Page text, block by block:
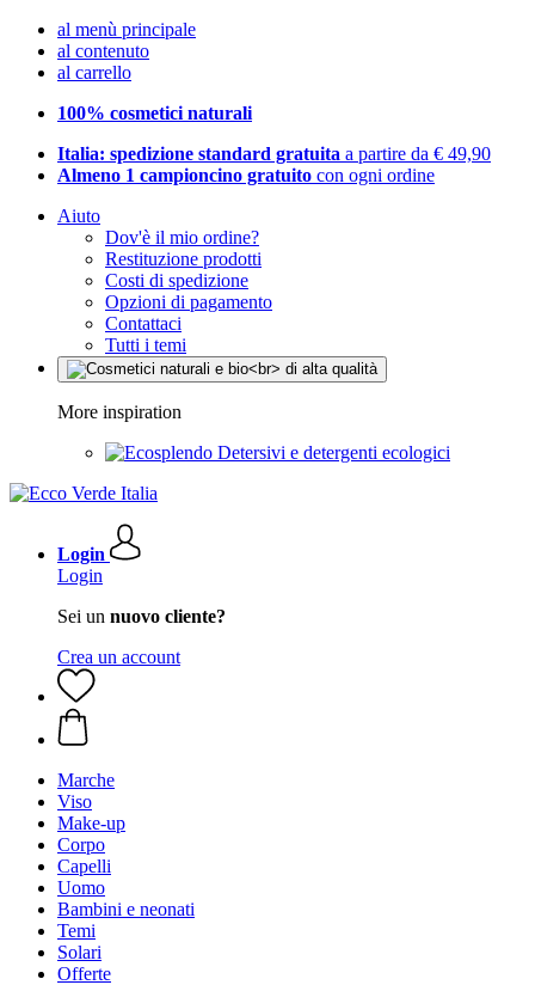
al menù principale
al contenuto
al carrello
100% cosmetici naturali
Italia: spedizione standard gratuita a partire da € 49,90
Almeno 1 campioncino gratuito con ogni ordine
Aiuto
Dov'è il mio ordine?
Restituzione prodotti
Costi di spedizione
Opzioni di pagamento
Contattaci
Tutti i temi
More inspiration
Detersivi e detergenti ecologici
Login
Login
Sei un nuovo cliente?
Crea un account
Marche
Viso
Make-up
Corpo
Capelli
Uomo
Bambini e neonati
Temi
Solari
Offerte